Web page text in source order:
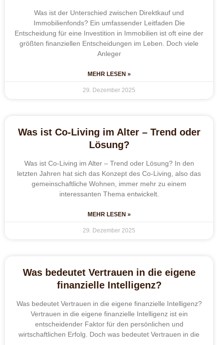
Was ist der Unterschied zwischen Direktkauf und
Immobilienfonds? Ein umfassender Leitfaden Die
Entscheidung für eine Investition in Immobilien ist oft eine der
größten finanziellen Entscheidungen im Leben. Doch viele
Anleger
MEHR LESEN »
29. Dezember 2025
Was ist Co-Living im Alter – Trend oder
Lösung?
Was ist Co-Living im Alter – Trend oder Lösung? In den
letzten Jahren hat sich das Konzept des Co-Living, also das
gemeinschaftliche Wohnen, immer mehr zu einem
interessanten Thema entwickelt.
MEHR LESEN »
29. Dezember 2025
Was bedeutet Vertrauen in die eigene
finanzielle Intelligenz?
Was bedeutet Vertrauen in die eigene finanzielle Intelligenz?
Vertrauen in die eigene finanzielle Intelligenz ist ein
entscheidender Faktor für den persönlichen und
wirtschaftlichen Erfolg. Doch was bedeutet Vertrauen in die